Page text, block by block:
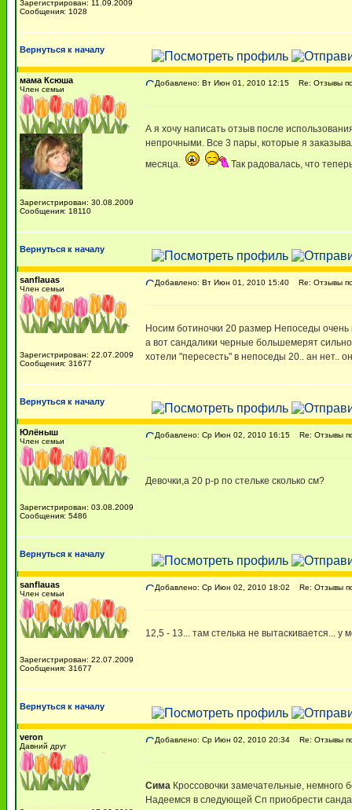
Зарегистрирован: 11.09.2009
Сообщения: 1028
Вернуться к началу
мама Ксюша
Член семьи
Зарегистрирован: 30.08.2009
Сообщения: 18110
Добавлено: Вт Июн 01, 2010 12:15 Re: Отзывы
А я хочу написать отзыв после
непрочными. Все 3 пары, которые я
месяца.
Так радовалась, что
Вернуться к началу
sanflauas
Член семьи
Зарегистрирован: 22.07.2009
Сообщения: 31677
Добавлено: Вт Июн 01, 2010 15:40 Re: Отзывы
Носим ботиночки 20 размер Непоседы очень
а вот сандалики черные большемерят
хотели "пересесть" в непоседы 20.. ан нет..
Вернуться к началу
Юлёныш
Член семьи
Зарегистрирован: 03.08.2009
Сообщения: 5486
Добавлено: Ср Июн 02, 2010 16:15 Re: Отзывы
Девочки,а 20 р-р по стельке сколько см?
Вернуться к началу
sanflauas
Член семьи
Зарегистрирован: 22.07.2009
Сообщения: 31677
Добавлено: Ср Июн 02, 2010 18:02 Re: Отзывы
12,5 - 13... там стелька не вытаскивается... у
Вернуться к началу
veron
Давний друг
Добавлено: Ср Июн 02, 2010 20:34 Re: Отзывы
Сима Кроссовочки замечательные,
Надеемся в следующей Сп приобрести